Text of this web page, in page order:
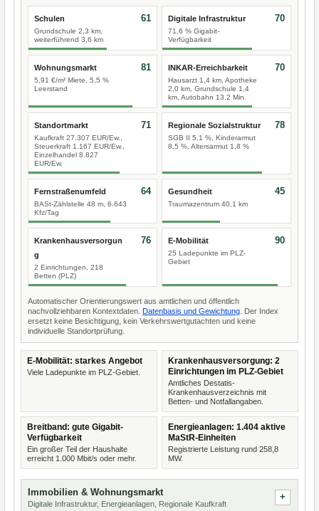
Schulen
Grundschule 2,3 km,
weiterführend 3,6 km
61 Digitale Infrastruktur
71,6 % Gigabit-
Verfügbarkeit
70
Wohnungsmarkt
5,91 €/m² Miete, 5,5 %
Leerstand
81 INKAR-Erreichbarkeit
Hausarzt 1,4 km, Apotheke
2,0 km, Grundschule 1,4
km, Autobahn 13,2 Min.
70
Standortmarkt
Kaufkraft 27.307 EUR/Ew.,
Steuerkraft 1.167 EUR/Ew.,
Einzelhandel 8.827
EUR/Ew.
71 Regionale Sozialstruktur
SGB II 5,1 %, Kinderarmut
8,5 %, Altersarmut 1,8 %
78
Fernstraßenumfeld
BASt-Zählstelle 48 m, 6.643
Kfz/Tag
64 Gesundheit
Traumazentrum 40,1 km
45
Krankenhausversorgun
g
2 Einrichtungen, 218
Betten (PLZ)
76 E-Mobilität
25 Ladepunkte im PLZ-
Gebiet
90
Automatischer Orientierungswert aus amtlichen und öffentlich
nachvollziehbaren Kontextdaten. Datenbasis und Gewichtung . Der Index
ersetzt keine Besichtigung, kein Verkehrswertgutachten und keine
individuelle Standortprüfung.
E-Mobilität: starkes Angebot
Viele Ladepunkte im PLZ-Gebiet.
Krankenhausversorgung: 2
Einrichtungen im PLZ-Gebiet
Amtliches Destatis-
Krankenhausverzeichnis mit
Betten- und Notfallangaben.
Breitband: gute Gigabit-
Verfügbarkeit
Ein großer Teil der Haushalte
erreicht 1.000 Mbit/s oder mehr.
Energieanlagen: 1.404 aktive
MaStR-Einheiten
Registrierte Leistung rund 258,8
MW.
Immobilien & Wohnungsmarkt
Digitale Infrastruktur, Energieanlagen, Regionale Kaufkraft